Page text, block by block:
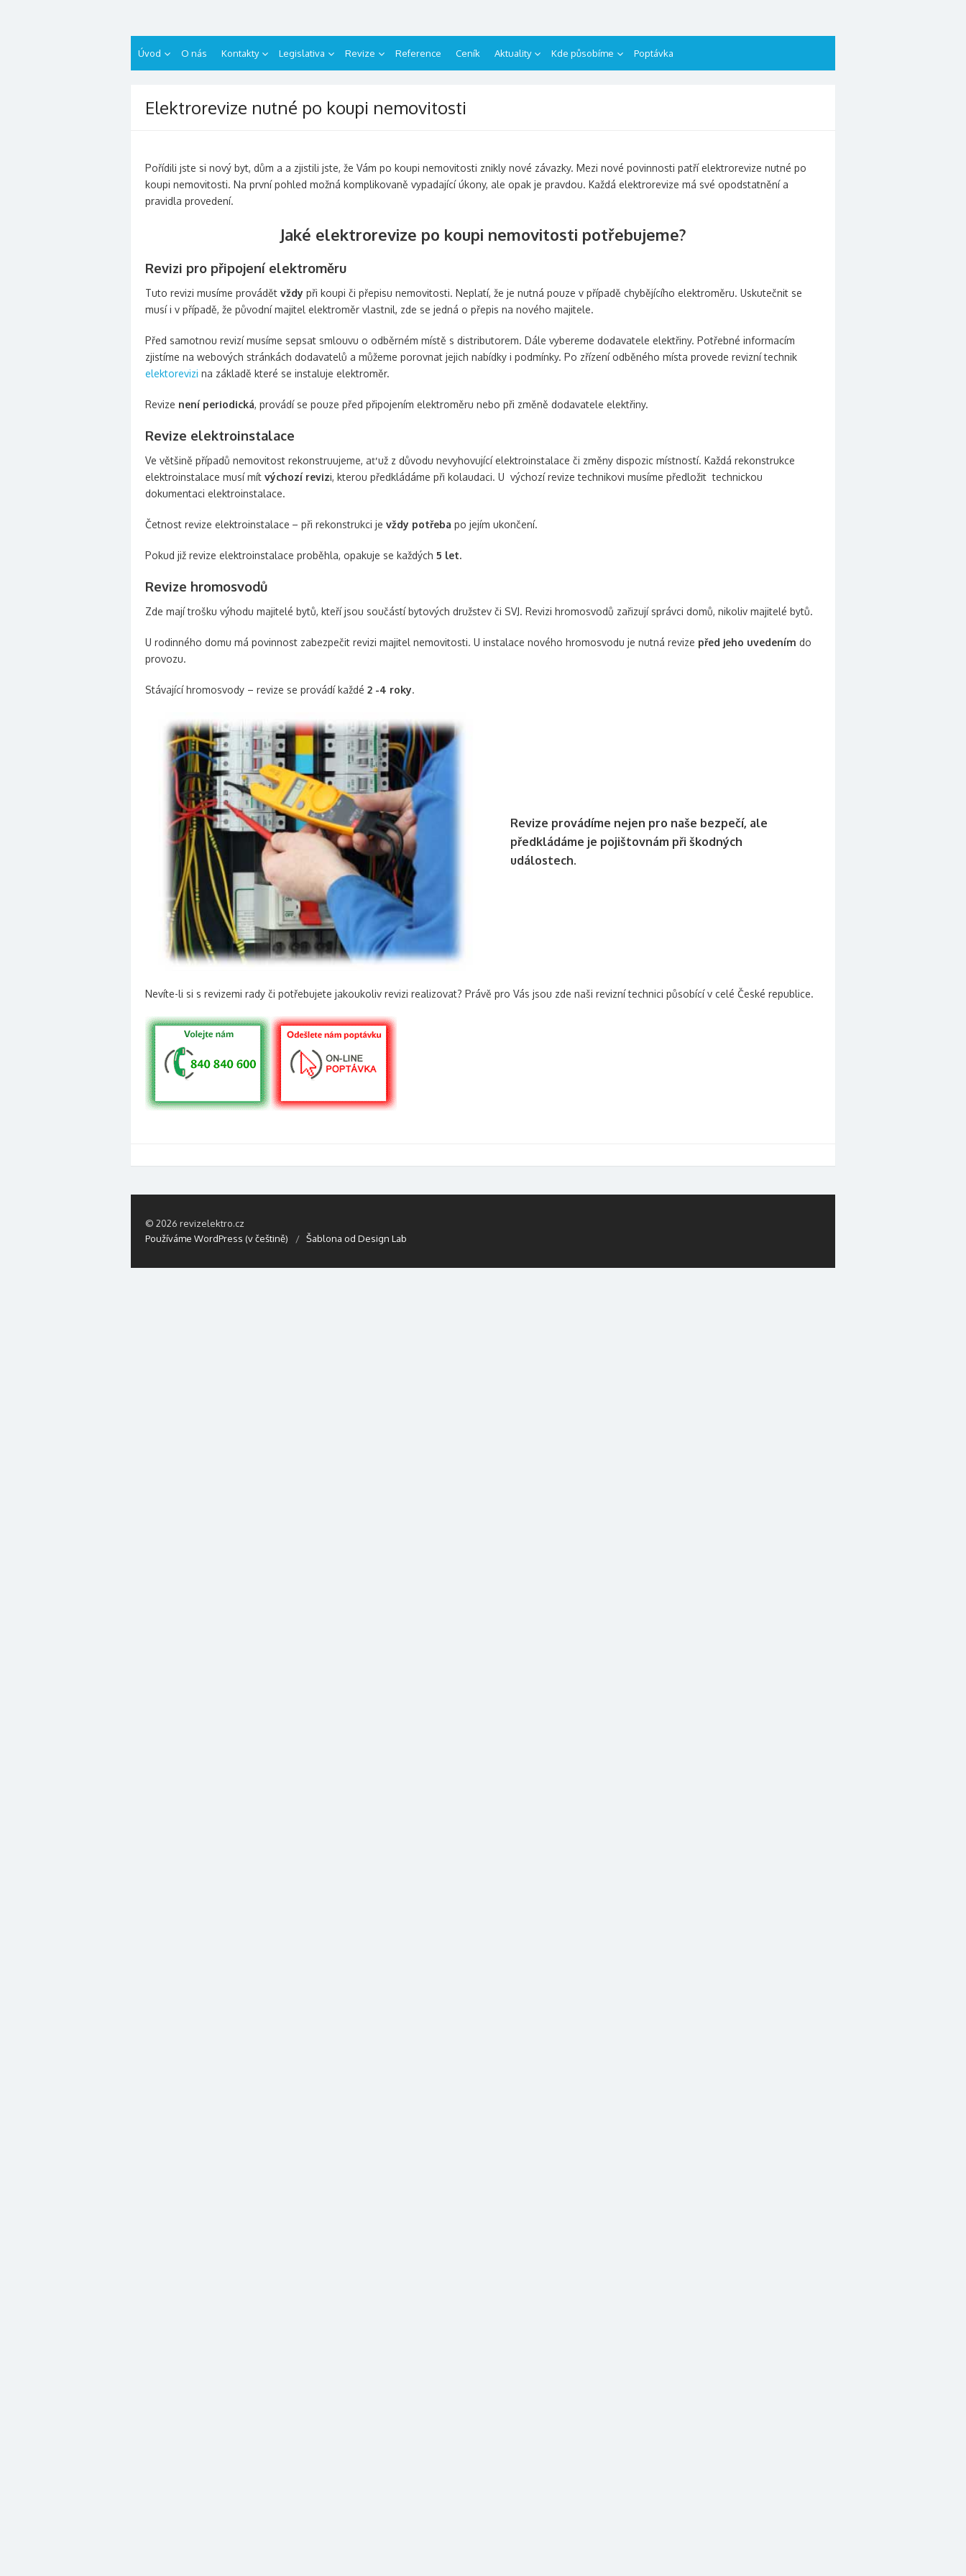
Úvod O nás Kontakty Legislativa Revize Reference Ceník Aktuality Kde působíme Poptávka
Elektrorevize nutné po koupi nemovitosti
Pořídili jste si nový byt, dům a a zjistili jste, že Vám po koupi nemovitosti znikly nové závazky. Mezi nové povinnosti patří elektrorevize nutné po
koupi nemovitosti. Na první pohled možná komplikovaně vypadající úkony, ale opak je pravdou. Každá elektrorevize má své opodstatnění a
pravidla provedení.
Jaké elektrorevize po koupi nemovitosti potřebujeme?
Revizi pro připojení elektroměru
Tuto revizi musíme provádět vždy při koupi či přepisu nemovitosti. Neplatí, že je nutná pouze v případě chybějícího elektroměru. Uskutečnit se
musí i v případě, že původní majitel elektroměr vlastnil, zde se jedná o přepis na nového majitele.
Před samotnou revizí musíme sepsat smlouvu o odběrném místě s distributorem. Dále vybereme dodavatele elektřiny. Potřebné informacím
zjistíme na webových stránkách dodavatelů a můžeme porovnat jejich nabídky i podmínky. Po zřízení odběného místa provede revizní technik
elektorevizi na základě které se instaluje elektroměr.
Revize není periodická, provádí se pouze před připojením elektroměru nebo při změně dodavatele elektřiny.
Revize elektroinstalace
Ve většině případů nemovitost rekonstruujeme, ať už z důvodu nevyhovující elektroinstalace či změny dispozic místností. Každá rekonstrukce
elektroinstalace musí mít výchozí revizi, kterou předkládáme při kolaudaci. U výchozí revize technikovi musíme předložit technickou
dokumentaci elektroinstalace.
Četnost revize elektroinstalace – při rekonstrukci je vždy potřeba po jejím ukončení.
Pokud již revize elektroinstalace proběhla, opakuje se každých 5 let.
Revize hromosvodů
Zde mají trošku výhodu majitelé bytů, kteří jsou součástí bytových družstev či SVJ. Revizi hromosvodů zařizují správci domů, nikoliv majitelé bytů.
U rodinného domu má povinnost zabezpečit revizi majitel nemovitosti. U instalace nového hromosvodu je nutná revize před jeho uvedením do
provozu.
Stávající hromosvody – revize se provádí každé 2 -4 roky.
Revize provádíme nejen pro naše bezpečí, ale
předkládáme je pojištovnám při škodných
událostech.
Nevíte-li si s revizemi rady či potřebujete jakoukoliv revizi realizovat? Právě pro Vás jsou zde naši revizní technici působící v celé České republice.
© 2026 revizelektro.cz
Používáme WordPress (v češtině)
/ Šablona od Design Lab